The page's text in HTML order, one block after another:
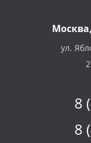
Москва,
ул.
8
8